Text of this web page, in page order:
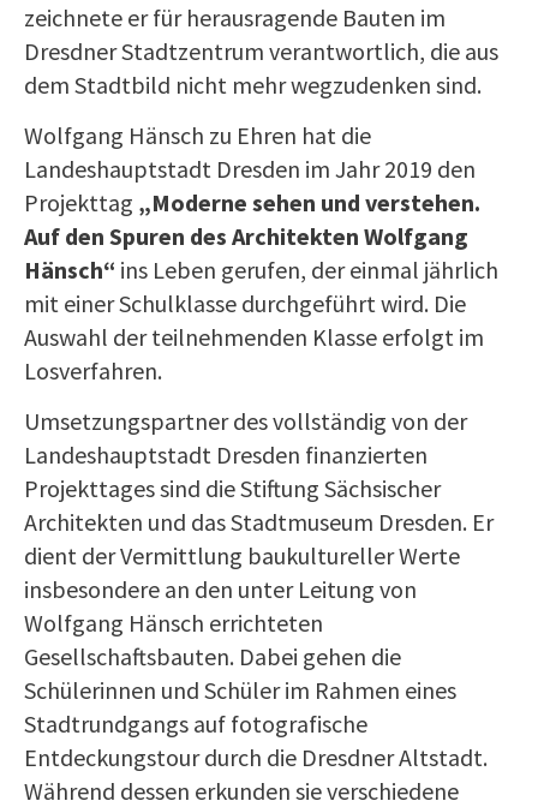
zeichnete er für herausragende Bauten im
Dresdner Stadtzentrum verantwortlich, die aus
dem Stadtbild nicht mehr wegzudenken sind.
Wolfgang Hänsch zu Ehren hat die
Landeshauptstadt Dresden im Jahr 2019 den
Projekttag „Moderne sehen und verstehen.
Auf den Spuren des Architekten Wolfgang
Hänsch“ ins Leben gerufen, der einmal jährlich
mit einer Schulklasse durchgeführt wird. Die
Auswahl der teilnehmenden Klasse erfolgt im
Losverfahren.
Umsetzungspartner des vollständig von der
Landeshauptstadt Dresden finanzierten
Projekttages sind die Stiftung Sächsischer
Architekten und das Stadtmuseum Dresden. Er
dient der Vermittlung baukultureller Werte
insbesondere an den unter Leitung von
Wolfgang Hänsch errichteten
Gesellschaftsbauten. Dabei gehen die
Schülerinnen und Schüler im Rahmen eines
Stadtrundgangs auf fotografische
Entdeckungstour durch die Dresdner Altstadt.
Während dessen erkunden sie verschiedene